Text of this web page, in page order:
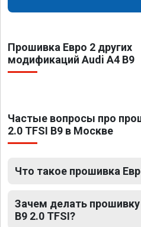
Прошивка Евро 2 других
модификаций Audi A4 B9
Частые вопросы про
2.0 TFSI B9 в Москве
Что такое прошивка
Зачем делать прошивку
B9 2.0 TFSI?